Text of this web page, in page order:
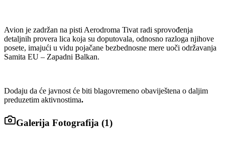
Avion je zadržan na pisti Aerodroma Tivat radi sprovođenja
detaljnih provera lica koja su doputovala, odnosno razloga njihove
posete, imajući u vidu pojačane bezbednosne mere uoči održavanja
Samita EU – Zapadni Balkan.
Dodaju da će javnost će biti blagovremeno obaviještena o daljim
preduzetim aktivnostima.
Galerija Fotografija (1)